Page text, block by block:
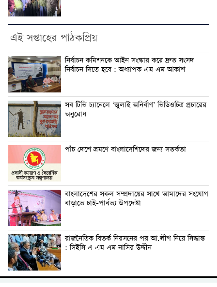
এই সপ্তাহের পাঠকপ্রিয়
নির্বাচন কমিশনকে আইন সংস্কার করে দ্রুত সংসদ
নির্বাচন দিতে হবে : অধ্যাপক এম এম আকাশ
সব টিভি চ্যানেলে ‘জুলাই অনির্বাণ’ ভিডিওচিত্র প্রচারের
অনুরোধ
পাঁচ দেশে ভ্রমণে বাংলাদেশিদের জন্য সতর্কতা
বাংলাদেশের সকল সম্প্রদায়ের সাথে আমাদের সংযোগ
বাড়াতে চাই-পার্বত্য উপদেষ্টা
রাজনৈতিক বিতর্ক নিরসনের পর আ.লীগ নিয়ে সিদ্ধান্ত
: সিইসি এ এম এম নাসির উদ্দীন